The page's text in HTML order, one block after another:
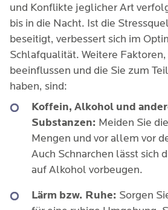
und Konflikte jeglicher Art
bis in die Nacht. Ist die
beseitigt, verbessert sich im
Schlafqualität. Weitere
beeinflussen und die Sie zum
haben, sind:
Koffein, Alkohol und
Substanzen: Meiden Sie
Mengen und vor allem vor
Auch Schnarchen lässt sich
auf Alkohol vorbeugen.
Lärm bzw. Ruhe: Sorgen